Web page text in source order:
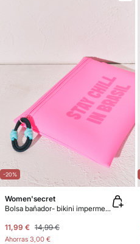
-20%
Women'secret
Bolsa bañador- bikini impermeable rosa
11,99 € 14,99 €
Ahorras 3,00 €